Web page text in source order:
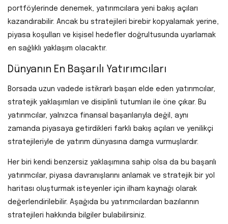
portföylerinde denemek, yatırımcılara yeni bakış açıları
kazandırabilir. Ancak bu stratejileri birebir kopyalamak yerine,
piyasa koşulları ve kişisel hedefler doğrultusunda uyarlamak
en sağlıklı yaklaşım olacaktır.
Dünyanın En Başarılı Yatırımcıları
Borsada uzun vadede istikrarlı başarı elde eden yatırımcılar,
stratejik yaklaşımları ve disiplinli tutumları ile öne çıkar. Bu
yatırımcılar, yalnızca finansal başarılarıyla değil, aynı
zamanda piyasaya getirdikleri farklı bakış açıları ve yenilikçi
stratejileriyle de yatırım dünyasına damga vurmuşlardır.
Her biri kendi benzersiz yaklaşımına sahip olsa da bu başarılı
yatırımcılar, piyasa davranışlarını anlamak ve stratejik bir yol
haritası oluşturmak isteyenler için ilham kaynağı olarak
değerlendirilebilir. Aşağıda bu yatırımcılardan bazılarının
stratejileri hakkında bilgiler bulabilirsiniz.